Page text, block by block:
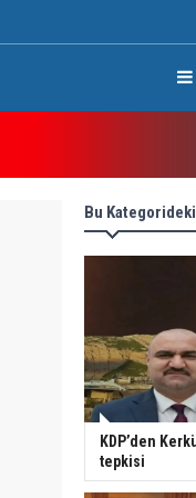
Silah bırakmayan
Bu
KDP’den
tepkisi